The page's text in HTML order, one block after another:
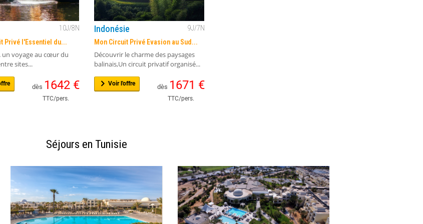
10J/8N
Privé l'Essentiel du...
un voyage au cœur du
sites...
dès 1642€
TTC/pers.
Indonésie 9J/7N
Mon Circuit Privé Evasion au Sud...
Découvrir le charme des paysages
balinais,Un circuit privatif organisé...
dès 1671 €
TTC/pers.
Voir l'offre
Séjours en Tunisie